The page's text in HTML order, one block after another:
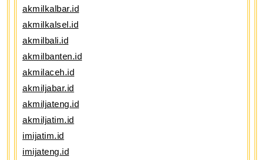
akmilkalbar.id
akmilkalsel.id
akmilbali.id
akmilbanten.id
akmilaceh.id
akmiljabar.id
akmiljateng.id
akmiljatim.id
imijatim.id
imijateng.id